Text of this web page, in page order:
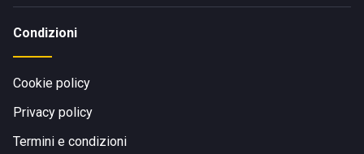
Condizioni
Cookie policy
Privacy policy
Termini e condizioni